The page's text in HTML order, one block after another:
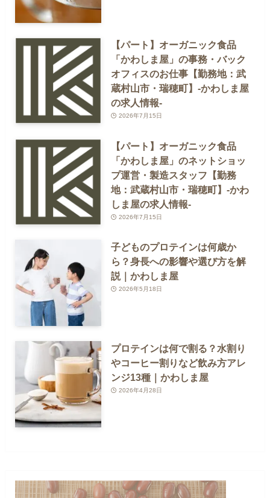
【パート】オーガニック食品
「かわしま屋」の事務・バック
オフィスのお仕事【勤務地：武
蔵村山市・瑞穂町】-かわしま屋
の求人情報-
2026年7月15日
【パート】オーガニック食品
「かわしま屋」のネットショッ
プ運営・製造スタッフ【勤務
地：武蔵村山市・瑞穂町】-かわ
しま屋の求人情報-
2026年7月15日
子どものプロテインは何歳か
ら？身長への影響や選び方を解
説｜かわしま屋
2026年5月18日
プロテインは何で割る？水割り
やコーヒー割りなど飲み方アレ
ンジ13種｜かわしま屋
2026年4月28日